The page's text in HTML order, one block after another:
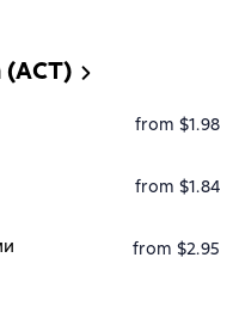
(АСТ)
from $1.98
from $1.84
from $2.95